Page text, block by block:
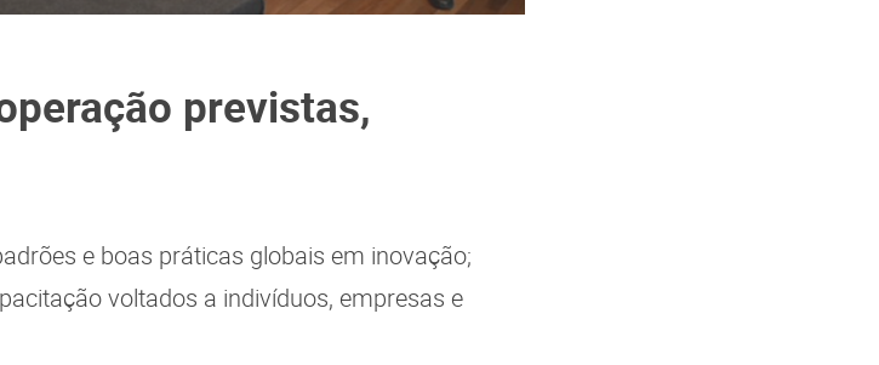
previstas,
e boas práticas globais em inovação;
voltados a indivíduos, empresas e